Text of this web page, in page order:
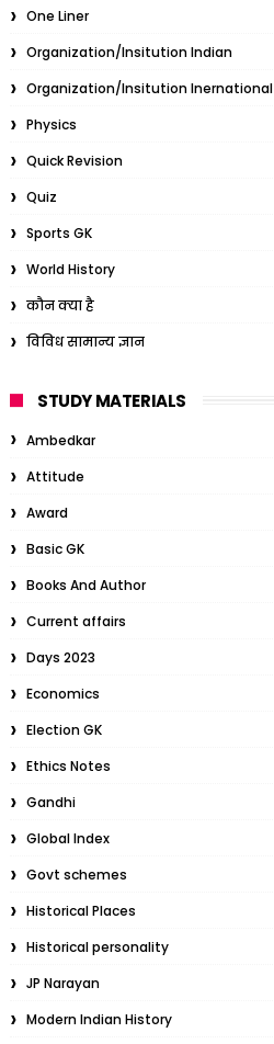
One Liner
Organization/Insitution Indian
Organization/Insitution Inernational
Physics
Quick Revision
Quiz
Sports GK
World History
कौन क्या है
विविध सामान्य ज्ञान
STUDY MATERIALS
Ambedkar
Attitude
Award
Basic GK
Books And Author
Current affairs
Days 2023
Economics
Election GK
Ethics Notes
Gandhi
Global Index
Govt schemes
Historical Places
Historical personality
JP Narayan
Modern Indian History